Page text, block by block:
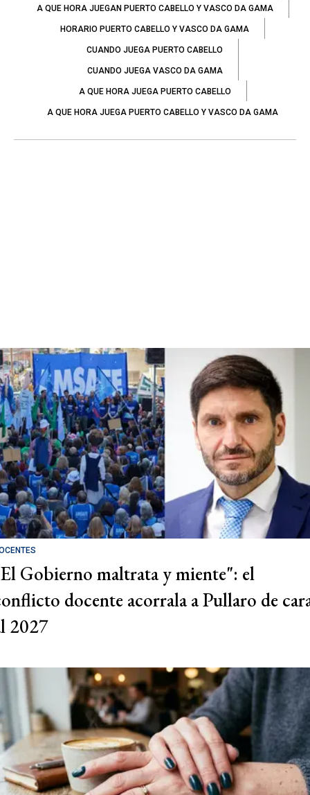
A QUE HORA JUEGAN PUERTO CABELLO Y VASCO DA GAMA
HORARIO PUERTO CABELLO Y VASCO DA GAMA
CUANDO JUEGA PUERTO CABELLO
CUANDO JUEGA VASCO DA GAMA
A QUE HORA JUEGA PUERTO CABELLO
A QUE HORA JUEGA PUERTO CABELLO Y VASCO DA GAMA
Gobierno maltrata y miente": el
docente acorrala a Pullaro de
2027